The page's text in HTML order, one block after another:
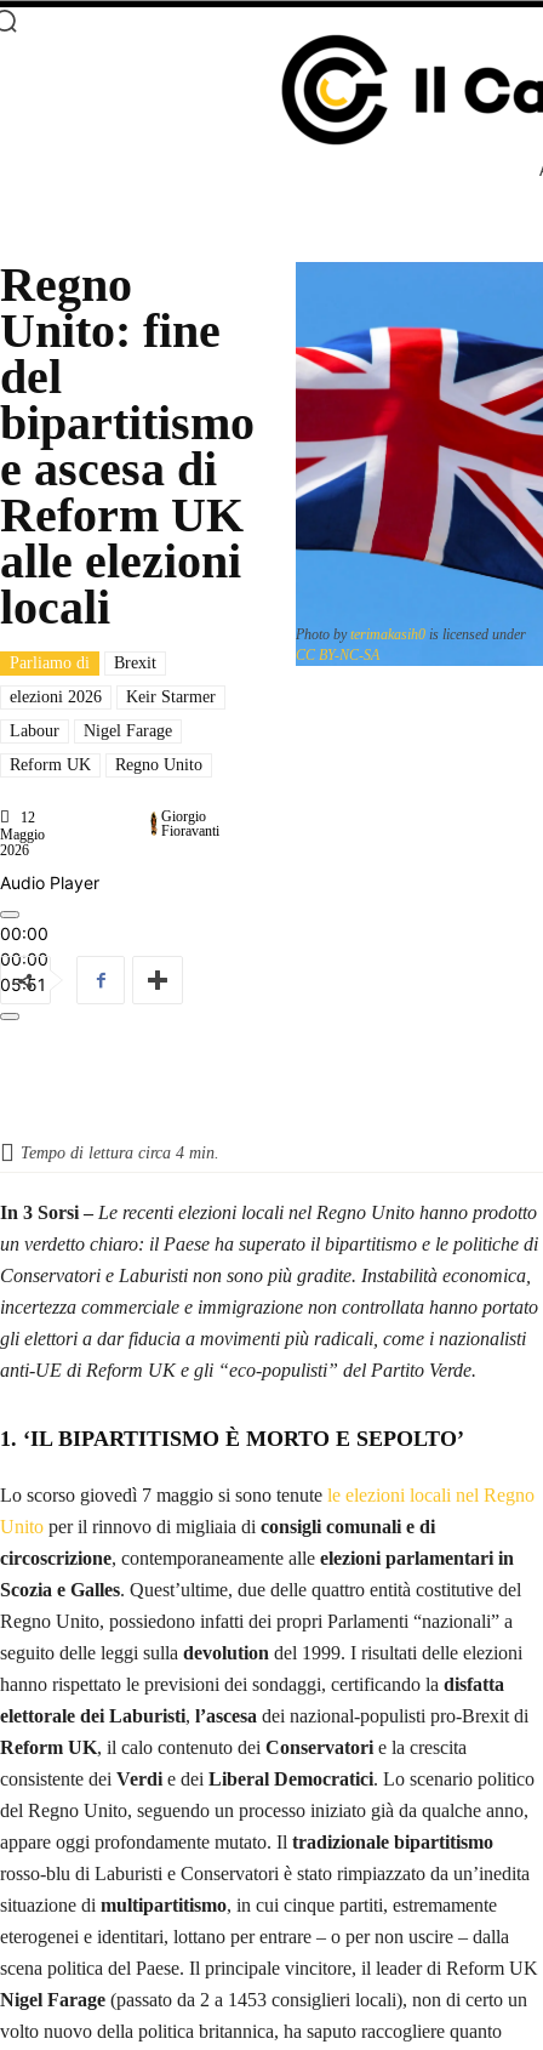
Regno
Unito: fine
del
bipartitismo
e ascesa di
Reform UK
alle elezioni
locali
Parliamo di
Brexit
elezioni 2026
Keir Starmer
Labour
Nigel Farage
Reform UK
Regno Unito
12
Maggio
2026
Giorgio
Fioravanti
Audio Player
00:00
00:00
05:51
Photo byterimakasih0 is licensed under
CC BY-NC-SA
Tempo di lettura circa 4 min.
In 3 Sorsi – Le recenti elezioni locali nel Regno Unito hanno prodotto
un verdetto chiaro: il Paese ha superato il bipartitismo e le politiche di
Conservatori e Laburisti non sono più gradite. Instabilità economica,
incertezza commerciale e immigrazione non controllata hanno portato
gli elettori a dar fiducia a movimenti più radicali, come i nazionalisti
anti-UE di Reform UK e gli “eco-populisti” del Partito Verde.
1. ‘IL BIPARTITISMO È MORTO E SEPOLTO’
Lo scorso giovedì 7 maggio si sono tenute le elezioni locali nel Regno
Unito per il rinnovo di migliaia di consigli comunali e di
circoscrizione, contemporaneamente alle elezioni parlamentari in
Scozia e Galles. Quest’ultime, due delle quattro entità costitutive del
Regno Unito, possiedono infatti dei propri Parlamenti “nazionali” a
seguito delle leggi sulla devolution del 1999. I risultati delle elezioni
hanno rispettato le previsioni dei sondaggi, certificando la disfatta
elettorale dei Laburisti, l’ascesa dei nazional-populisti pro-Brexit di
Reform UK, il calo contenuto dei Conservatori e la crescita
consistente dei Verdi e dei Liberal Democratici. Lo scenario politico
del Regno Unito, seguendo un processo iniziato già da qualche anno,
appare oggi profondamente mutato. Il tradizionale bipartitismo
rosso-blu di Laburisti e Conservatori è stato rimpiazzato da un’inedita
situazione di multipartitismo, in cui cinque partiti, estremamente
eterogenei e identitari, lottano per entrare – o per non uscire – dalla
scena politica del Paese. Il principale vincitore, il leader di Reform UK
Nigel Farage (passato da 2 a 1453 consiglieri locali), non di certo un
volto nuovo della politica britannica, ha saputo raccogliere quanto